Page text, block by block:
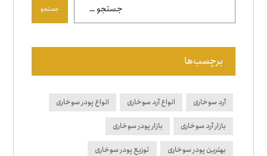
جستجو
برچسب‌ها
آرد سوخاری انواع آرد سوخاری انواع پودر سوخاری
بازار آرد سوخاری بازار پودر سوخاری
بهترین پودر سوخاری توزیع پودر سوخاری